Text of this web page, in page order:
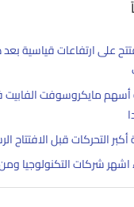
على ارتفاعات قياسية
أسهم مايكروسوفت الفابيت
التحركات قبل الافتتاح
شركات التكنولوجيا ومن